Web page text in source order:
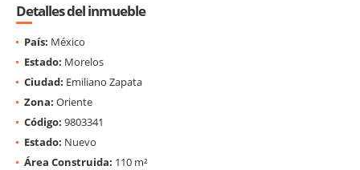
Detalles del inmueble
País: México
Estado: Morelos
Ciudad: Emiliano Zapata
Zona: Oriente
Código: 9803341
Estado: Nuevo
Área Construida: 110 m²